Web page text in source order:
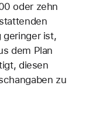
oder zehn
geringer ist,
dem Plan
diesen
zu